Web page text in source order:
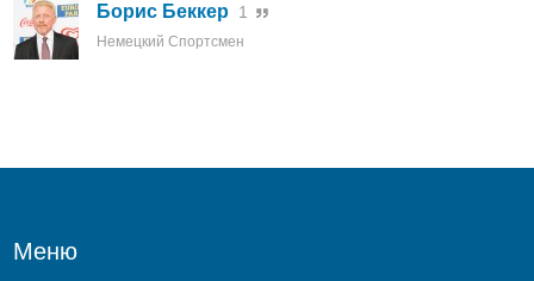
Борис Беккер 1
Немецкий Спортсмен
Меню